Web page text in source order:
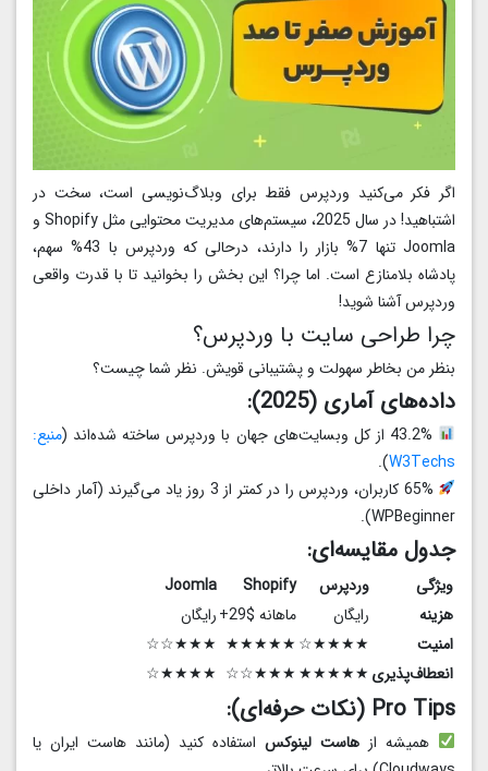
اگر فکر می‌کنید وردپرس فقط برای وبلاگ‌نویسی است، سخت در
اشتباهید! در سال 2025، سیستم‌های مدیریت محتوایی مثل Shopify و
Joomla تنها 7% بازار را دارند، درحالی که وردپرس با 43% سهم،
پادشاه بلامنازع است. اما چرا؟ این بخش را بخوانید تا با قدرت واقعی
وردپرس آشنا شوید!
چرا طراحی سایت با وردپرس؟
بنظر من بخاطر سهولت و پشتیبانی قویش. نظر شما چیست؟
داده‌های آماری (2025):
43.2% از کل وبسایت‌های جهان با وردپرس ساخته شده‌اند (
منبع:
W3Techs
).
65% کاربران، وردپرس را در کمتر از 3 روز یاد می‌گیرند (آمار داخلی
WPBeginner).
جدول مقایسه‌ای:
ویژگی وردپرس Shopify
Joomla
هزینه
رایگان ماهانه $29+
رایگان
امنیت
★★★★☆
★★★★★
★★★☆☆
انعطاف‌پذیری★★★★★
★★★☆☆
★★★★☆
Pro Tips (نکات حرفه‌ای):
همیشه از هاست لینوکساستفاده کنید (مانند هاست ایران یا